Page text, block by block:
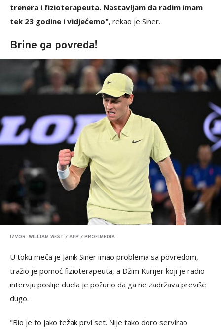
trenera i fizioterapeuta. Nastavljam da radim imam
tek 23 godine i vidjećemo", rekao je Siner.
Brine ga povreda!
IZVOR: WILLIAM WEST / AFP / PROFIMEDIA
U toku meča je Janik Siner imao problema sa povredom,
tražio je pomoć fizioterapeuta, a Džim Kurijer koji je radio
intervju poslije duela je požurio da ga ne zadržava previše
dugo.
"Bio je to jako težak prvi set. Nije tako doro servirao